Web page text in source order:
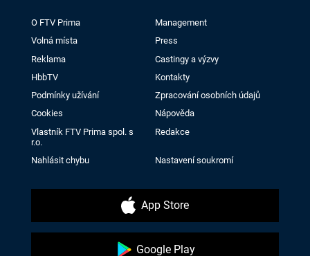
O FTV Prima
Management
Volná místa
Press
Reklama
Castingy a výzvy
HbbTV
Kontakty
Podmínky užívání
Zpracování osobních údajů
Cookies
Nápověda
Vlastník FTV Prima spol. s
r.o.
Redakce
Nahlásit chybu Nastavení soukromí
App Store
Google Play